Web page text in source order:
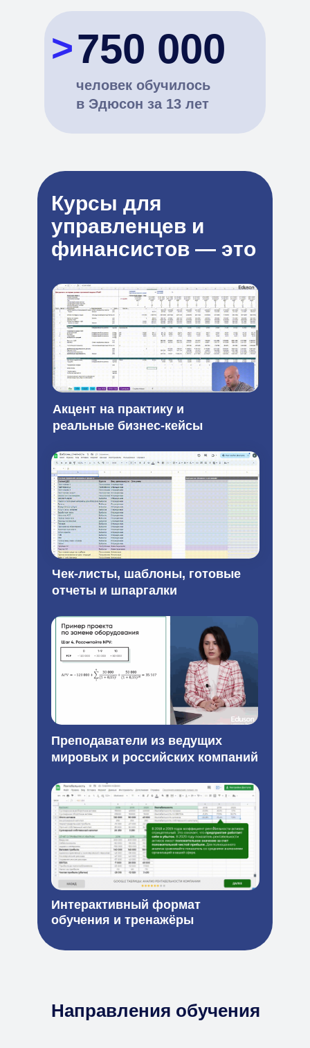
750 000
человек обучилось
в Эдюсон за 13 лет
>
Курсы для
управленцев и
финансистов — это
Преподаватели из ведущих
мировых и российских компаний
Акцент на практику и
реальные бизнес-кейсы
Чек-листы, шаблоны, готовые
отчеты и шпаргалки
Интерактивный формат
обучения и тренажёры
Направления обучения